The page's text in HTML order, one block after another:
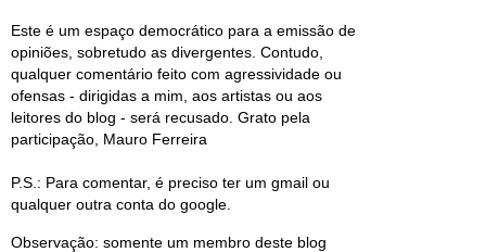
Este é um espaço democrático para a emissão de
opiniões, sobretudo as divergentes. Contudo,
qualquer comentário feito com agressividade ou
ofensas - dirigidas a mim, aos artistas ou aos
leitores do blog - será recusado. Grato pela
participação, Mauro Ferreira
P.S.: Para comentar, é preciso ter um gmail ou
qualquer outra conta do google.
Observação: somente um membro deste blog